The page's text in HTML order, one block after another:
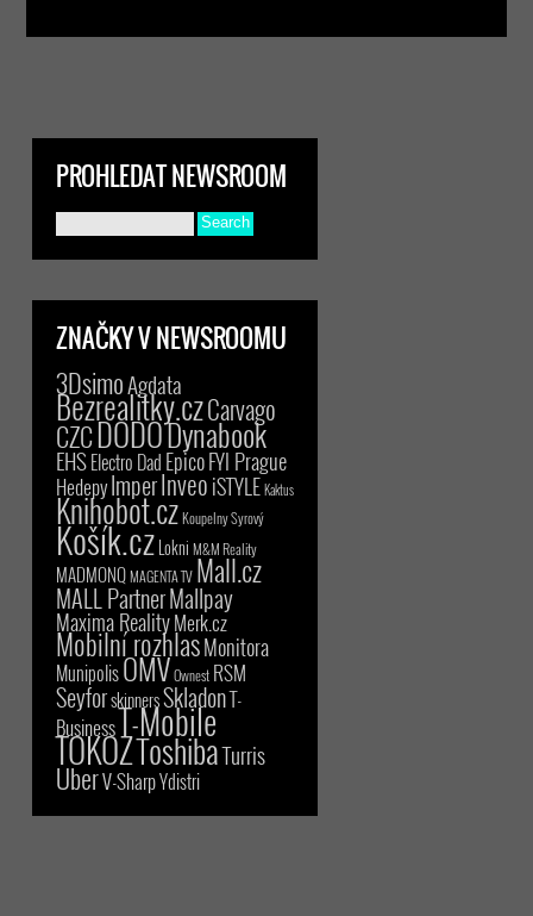
PROHLEDAT NEWSROOM
ZNAČKY V NEWSROOMU
3DsimoAgdata
Bezrealitky.czCarvago
CZCDODODynabook
EHSElectro Dad EpicoFYI Prague
HedepyImperInveoiSTYLE Kaktus
Knihobot.czKoupelny Syrový
Košík.czLokni M&M Reality
MADMONQMAGENTA TV Mall.cz
MALL PartnerMallpay
Maxima RealityMerk.cz
Mobilní rozhlasMonitora
MunipolisOMVOwnest RSM
SeyforskinnersSkladonT-
BusinessT-Mobile
TOKOZToshibaTurris
UberV-SharpYdistri